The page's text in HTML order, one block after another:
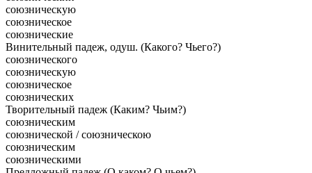
союзническую
союзническое
союзнические
Винительный падеж, одуш. (Какого? Чьего?)
союзнического
союзническую
союзническое
союзнических
Творительный падеж (Каким? Чьим?)
союзническим
союзнической / союзническою
союзническим
союзническими